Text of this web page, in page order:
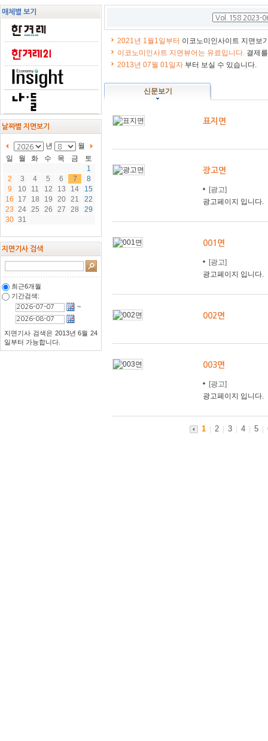
본
문
매체별 보기
날짜별 지면보기
년
월
일
월 화 수 목 금
토
1
2
3 4 5 6 7
8
9
10 11 12 13 14
15
16
17 18 19 20 21
22
23 24 25 26 27 28
29
30 31
지면기사 검색
최근6개월
기간검색:
~
지면기사 검색은 2013년 6월 24
일부터 가능합니다.
본
문
2021년 1월1일부터 이코노미인사이트 지면보
이코노미인사트 지면뷰어는 유료입니다. 결제
2013년 07월 01일자 부터 보실 수 있습니다.
신문보기
표지면
광고면
[광고]
광고페이지 입니다.
001면
[광고]
광고페이지 입니다.
002면
003면
[광고]
광고페이지 입니다.
1| 2| 3| 4| 5|